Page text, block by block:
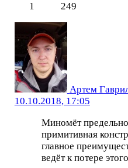
1
249
Артем
10.10.2018, 17:05
Миномёт
примитивная
главное
ведёт к потере